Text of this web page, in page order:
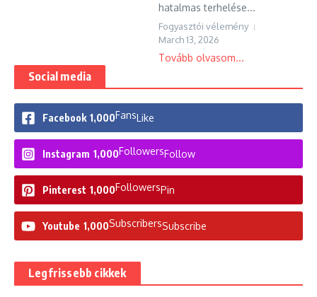
hatalmas terhelése...
Fogyasztói vélemény
March 13, 2026
Tovább olvasom...
Social media
Facebook 1,000FansLike
Instagram 1,000FollowersFollow
Pinterest 1,000FollowersPin
Youtube 1,000SubscribersSubscribe
Legfrissebb cikkek